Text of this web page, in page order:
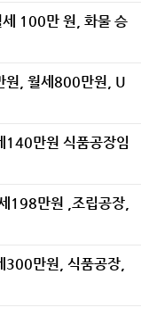
100만 원, 화물 승
원, 월세800만원, U
만원 식품공장임
198만원 ,조립공장,
만원, 식품공장,